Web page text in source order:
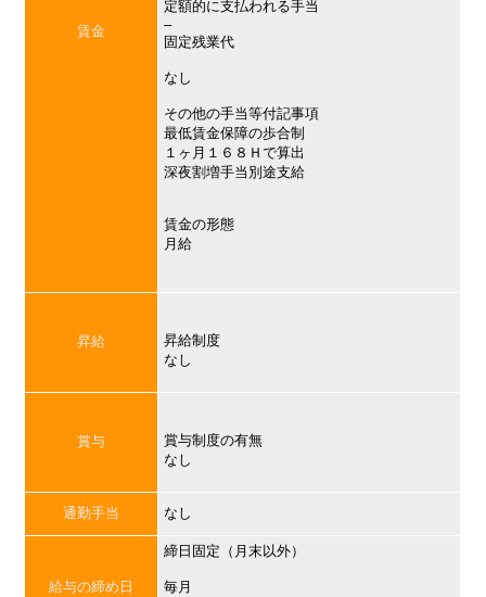
賃金
定額的に支払われる手当
–
固定残業代
なし
その他の手当等付記事項
最低賃金保障の歩合制
１ヶ月１６８Ｈで算出
深夜割増手当別途支給
賃金の形態
月給
昇給
昇給制度
なし
賞与
賞与制度の有無
なし
通勤手当 なし
給与の締め日
締日固定（月末以外）
毎月